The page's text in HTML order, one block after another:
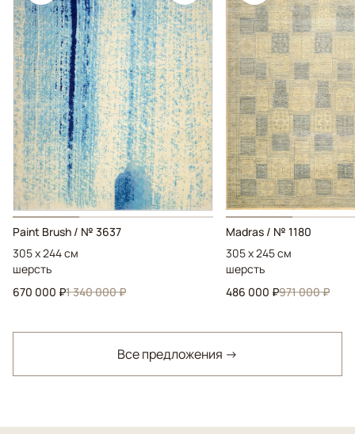
Paint Brush / № 3637
305 x 244 см
шерсть
670 000 ₽1 340 000 ₽
Madras / № 1180
305 x 245 см
шерсть
486 000 ₽971 000 ₽
Все предложения →